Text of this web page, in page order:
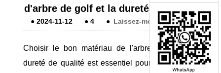
d'arbre de golf et la dureté de qualité?
● 2024-11-12 ● 4 ● Laissez-moi un message
Choisir le bon matériau de l'arbre de golf et la
dureté de qualité est essentiel pour maximiser les